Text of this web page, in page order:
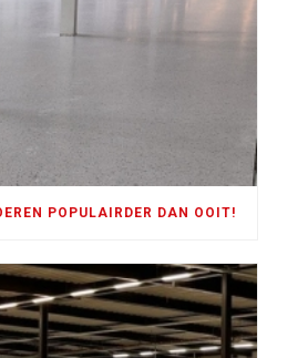
POPULAIRDER DAN OOIT!